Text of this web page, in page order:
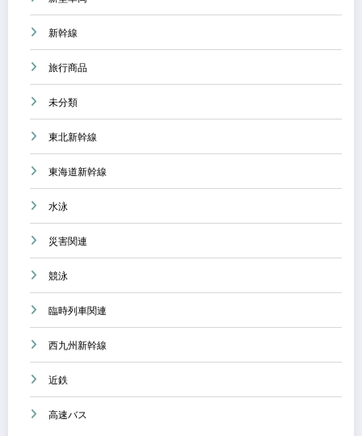
新幹線
旅行商品
未分類
東北新幹線
東海道新幹線
水泳
災害関連
競泳
臨時列車関連
西九州新幹線
近鉄
高速バス